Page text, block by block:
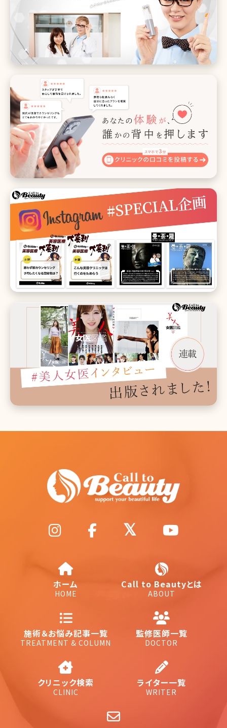
ホーム
HOME
Call to Beautyとは
ABOUT
施術＆お悩み記事一覧
TREATMENT & COLUMN
監修医師一覧
DOCTOR
クリニック検索
CLINIC
ライター一覧
WRITER